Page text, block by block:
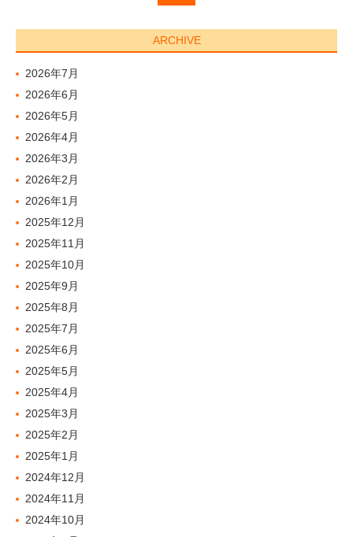
ARCHIVE
2026年7月
2026年6月
2026年5月
2026年4月
2026年3月
2026年2月
2026年1月
2025年12月
2025年11月
2025年10月
2025年9月
2025年8月
2025年7月
2025年6月
2025年5月
2025年4月
2025年3月
2025年2月
2025年1月
2024年12月
2024年11月
2024年10月